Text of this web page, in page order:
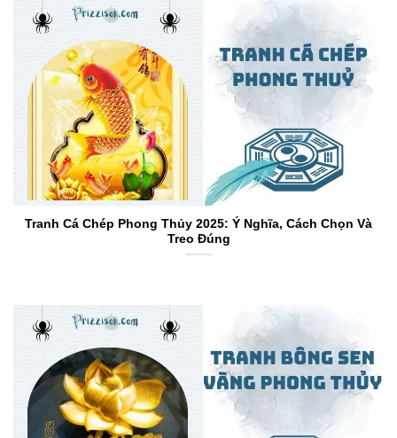
Tranh Cá Chép Phong Thủy 2025: Ý Nghĩa, Cách Chọn Và
Treo Đúng